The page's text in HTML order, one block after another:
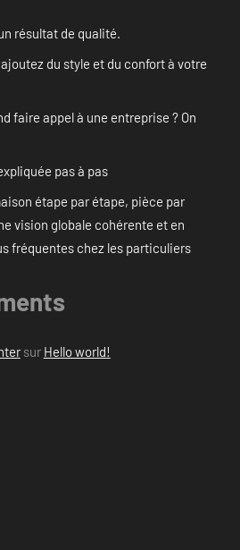
résultat de qualité.
du style et du confort à votre
faire appel à une entreprise ? On
pas à pas
étape par étape, pièce par
vision globale cohérente et en
fréquentes chez les particuliers
sur Hello world!